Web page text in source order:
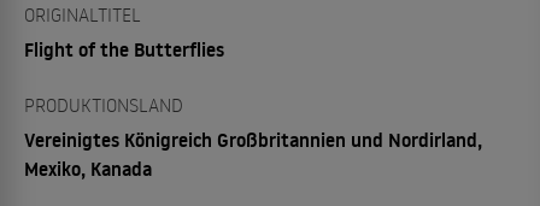
ORIGINALTITEL
Flight of the Butterflies
PRODUKTIONSLAND
Vereinigtes Königreich Großbritannien und Nordirland,
Mexiko, Kanada